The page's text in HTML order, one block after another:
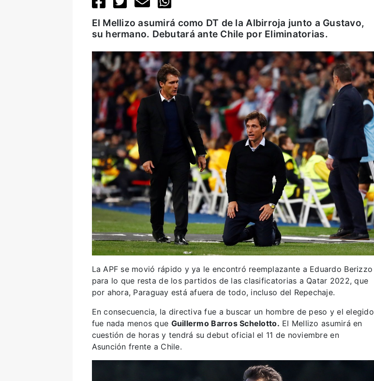
El Mellizo asumirá como DT de la Albirroja junto a Gustavo,
su hermano. Debutará ante Chile por Eliminatorias.
La APF se movió rápido y ya le encontró reemplazante a Eduardo Berizzo
para lo que resta de los partidos de las clasificatorias a Qatar 2022, que
por ahora, Paraguay está afuera de todo, incluso del Repechaje.
En consecuencia, la directiva fue a buscar un hombre de peso y el elegido
fue nada menos que Guillermo Barros Schelotto. El Mellizo asumirá en
cuestión de horas y tendrá su debut oficial el 11 de noviembre en
Asunción frente a Chile.